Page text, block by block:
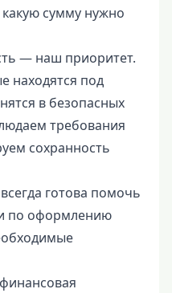
сумму нужно
— наш приоритет.
находятся под
в безопасных
требования
сохранность
готова помочь
по оформлению